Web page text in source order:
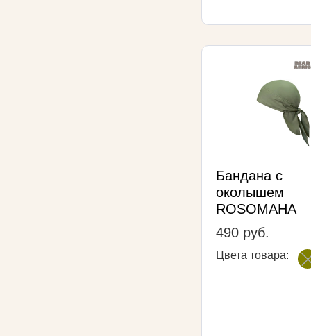
Бандана с
околышем
ROSOMAHA
490 руб.
Цвета товара: